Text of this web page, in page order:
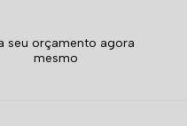
seu orçamento agora
mesmo